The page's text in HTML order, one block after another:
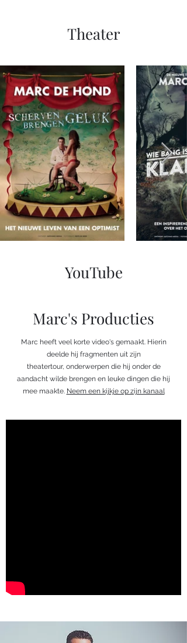
Theater
YouTube
Marc's Producties
Marc heeft veel korte video's gemaakt. Hierin
deelde hij fragmenten uit zijn
theatertour, onderwerpen die hij onder de
aandacht wilde brengen en leuke dingen die hij
mee maakte. Neem een kijkje op zijn kanaal